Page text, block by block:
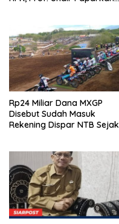
Rp24 Miliar Dana MXGP
Disebut Sudah Masuk
Rekening Dispar NTB Sejak